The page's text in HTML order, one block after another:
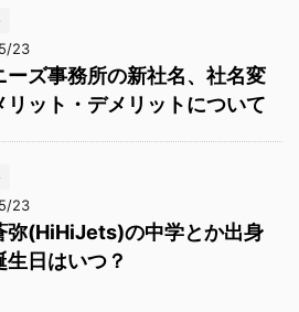
23
ーズ事務所の新社名、社名変
リット・デメリットについて
23
弥(HiHiJets)の中学とか出身
生日はいつ？